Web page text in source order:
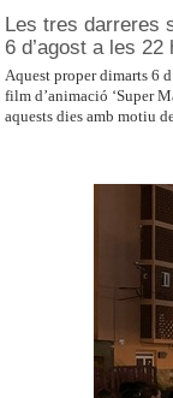
Les tres darreres
6 d’agost a les
Aquest proper dimarts 6
film d’animació ‘Super
aquests dies amb motiu